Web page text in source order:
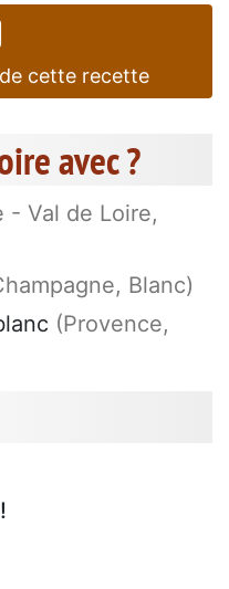
cette recette
avec ?
- Val de Loire,
Blanc)
(Provence,